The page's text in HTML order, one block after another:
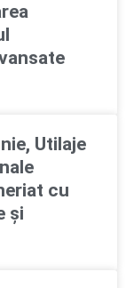
Utilaje
cu
şi